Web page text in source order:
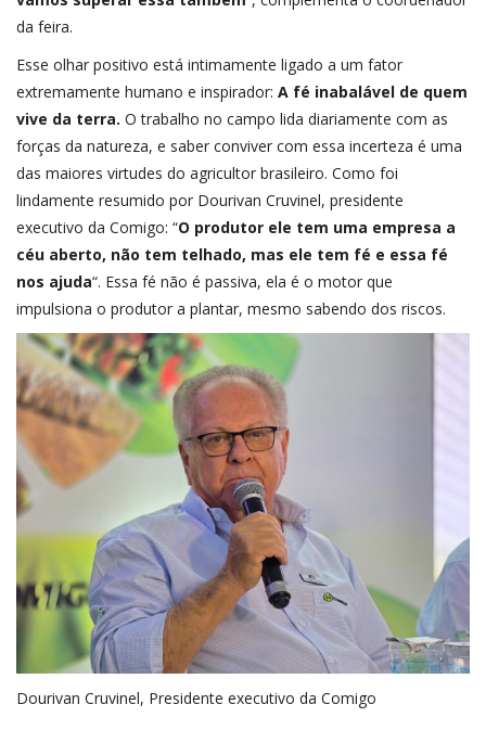
da feira.
Esse olhar positivo está intimamente ligado a um fator
extremamente humano e inspirador: A fé inabalável de quem
vive da terra. O trabalho no campo lida diariamente com as
forças da natureza, e saber conviver com essa incerteza é uma
das maiores virtudes do agricultor brasileiro. Como foi
lindamente resumido por Dourivan Cruvinel, presidente
executivo da Comigo: “O produtor ele tem uma empresa a
céu aberto, não tem telhado, mas ele tem fé e essa fé
nos ajuda“. Essa fé não é passiva, ela é o motor que
impulsiona o produtor a plantar, mesmo sabendo dos riscos.
Dourivan Cruvinel, Presidente executivo da Comigo